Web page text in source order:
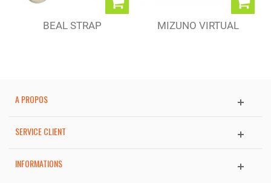
BEAL STRAP
MIZUNO VIRTUAL
A PROPOS
SERVICE CLIENT
INFORMATIONS